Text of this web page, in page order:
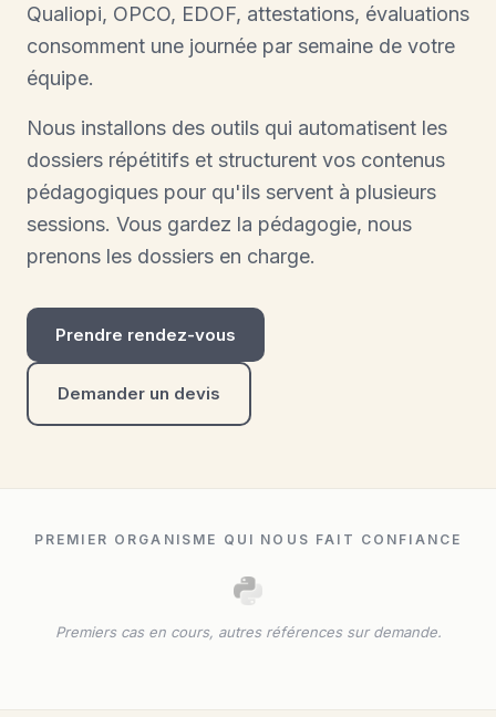
Qualiopi, OPCO, EDOF, attestations, évaluations
consomment une journée par semaine de votre
équipe.
Nous installons des outils qui automatisent les
dossiers répétitifs et structurent vos contenus
pédagogiques pour qu'ils servent à plusieurs
sessions. Vous gardez la pédagogie, nous
prenons les dossiers en charge.
Prendre rendez-vous
Demander un devis
PREMIER ORGANISME QUI NOUS FAIT CONFIANCE
Premiers cas en cours, autres références sur demande.